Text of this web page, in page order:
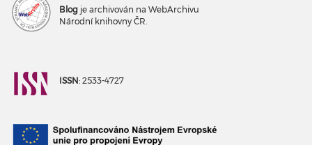
Blog je archivován na WebArchivu
Národní knihovny ČR.
ISSN: 2533-4727